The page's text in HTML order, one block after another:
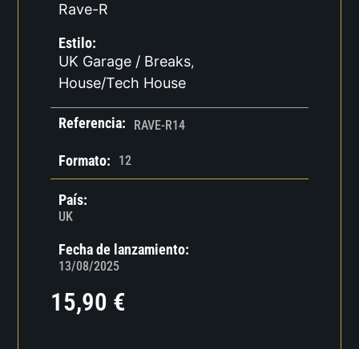
Rave-R
Estilo:
UK Garage / Breaks,
House/Tech House
Referencia: RAVE-R14
Formato: 12
País:
UK
Fecha de lanzamiento:
13/08/2025
15,90 €